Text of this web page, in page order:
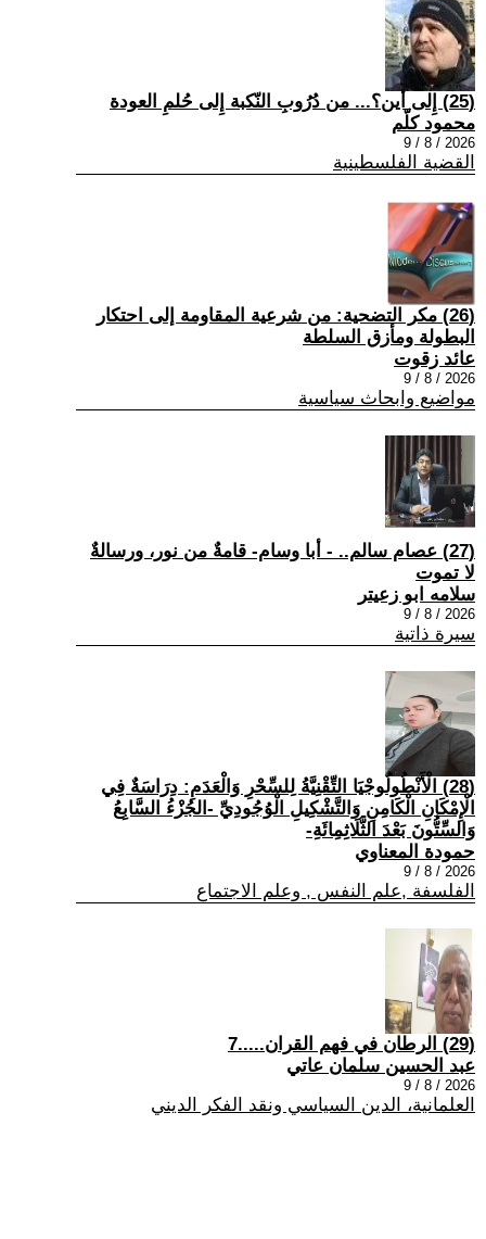
(25) إِلى أين؟... من دُرُوبِ النّكبة إِلى حُلمِ العودة
محمود كلّم
2026 / 8 / 9
القضية الفلسطينية
(26) مكر التضحية: من شرعية المقاومة إلى احتكار
البطولة ومأزق السلطة
عائد زقوت
2026 / 8 / 9
مواضيع وابحاث سياسية
(27) عصام سالم.. - أبا وسام- قامةٌ من نور، ورسالةٌ
لا تموت
سلامه ابو زعيتر
2026 / 8 / 9
سيرة ذاتية
(28) الْأَنْطُولُوجْيَا التِّقْنِيَّةُ لِلسِّحْرِ وَالْعَدَمِ: دِرَاسَةٌ فِي
الْإِمْكَانِ الْكَامِنِ وَالتَّشْكِيلِ الْوُجُودِيِّ -الجُزْءُ السَّابِعُ
وَالسِّتُّونَ بَعْدَ الثَّلَاثِمِائَةِ-
حمودة المعناوي
2026 / 8 / 9
الفلسفة ,علم النفس , وعلم الاجتماع
(29) الرطان في فهم القران.....7
عبد الحسين سلمان عاتي
2026 / 8 / 9
العلمانية، الدين السياسي ونقد الفكر الديني